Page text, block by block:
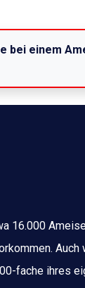
bei einem
16.000
fache ihres